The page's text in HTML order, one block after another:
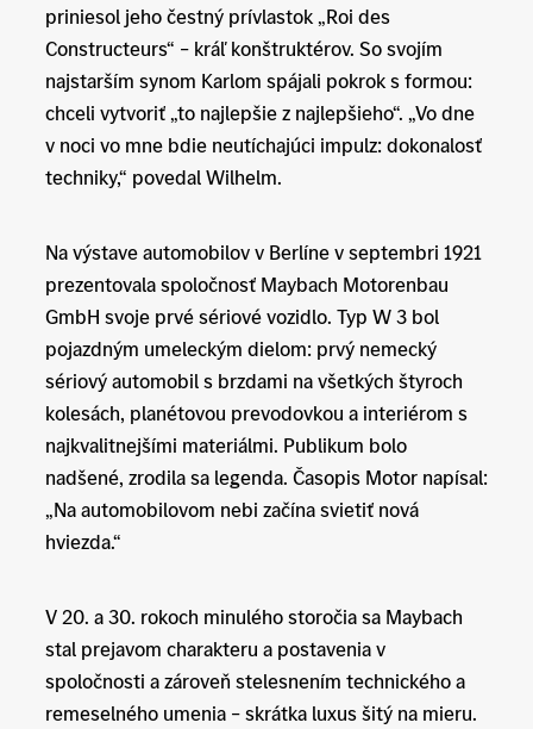
priniesol jeho čestný prívlastok „Roi des
Constructeurs“ – kráľ konštruktérov. So svojím
najstarším synom Karlom spájali pokrok s formou:
chceli vytvoriť „to najlepšie z najlepšieho“. „Vo dne
v noci vo mne bdie neutíchajúci impulz: dokonalosť
techniky,“ povedal Wilhelm.
Na výstave automobilov v Berlíne v septembri 1921
prezentovala spoločnosť Maybach Motorenbau
GmbH svoje prvé sériové vozidlo. Typ W 3 bol
pojazdným umeleckým dielom: prvý nemecký
sériový automobil s brzdami na všetkých štyroch
kolesách, planétovou prevodovkou a interiérom s
najkvalitnejšími materiálmi. Publikum bolo
nadšené, zrodila sa legenda. Časopis Motor napísal:
„Na automobilovom nebi začína svietiť nová
hviezda.“
V 20. a 30. rokoch minulého storočia sa Maybach
stal prejavom charakteru a postavenia v
spoločnosti a zároveň stelesnením technického a
remeselného umenia – skrátka luxus šitý na mieru.